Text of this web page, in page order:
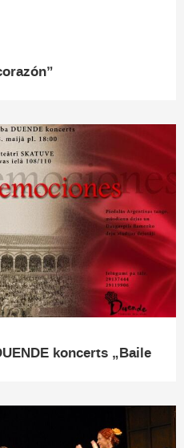
koncerts „Baile